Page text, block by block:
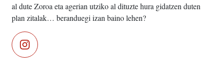
al dute Zoroa eta agerian utziko al dituzte hura gidatzen duten
plan zitalak… beranduegi izan baino lehen?